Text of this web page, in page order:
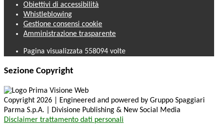
Obiettivi di accessibilità
Whistleblowing
Gestione consensi cookie
Amministrazione trasparente
Pagina visualizzata 558094 volte
Sezione Copyright
Copyright 2026 | Engineered and powered by Gruppo Spaggiari
Parma S.p.A. | Divisione Publishing & New Social Media
Disclaimer trattamento dati personali